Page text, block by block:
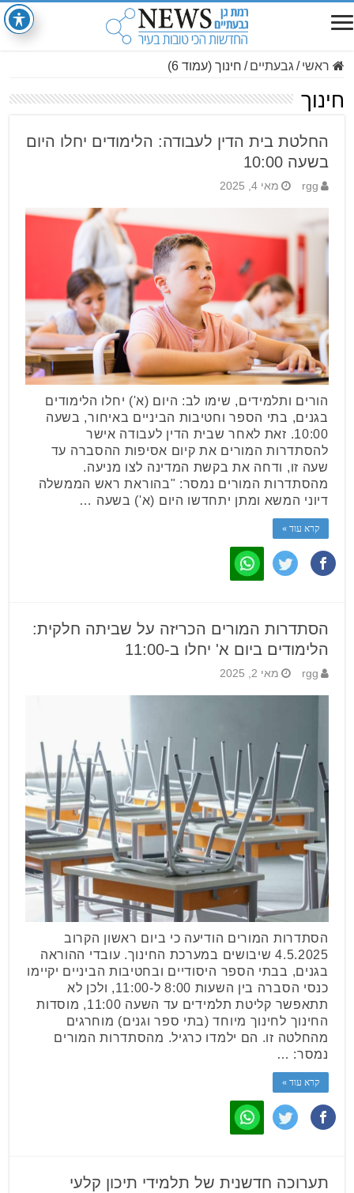
ראשי / גבעתיים / חינוך (עמוד 6)
חינוך
החלטת בית הדין לעבודה: הלימודים יחלו היום
בשעה 10:00
rgg מאי 4, 2025
הורים ותלמידים, שימו לב: היום (א') יחלו הלימודים
בגנים, בתי הספר וחטיבות הביניים באיחור, בשעה
10:00. זאת לאחר שבית הדין לעבודה אישר
להסתדרות המורים את קיום אסיפות ההסברה עד
שעה זו, ודחה את בקשת המדינה לצו מניעה.
מהסתדרות המורים נמסר: "בהוראת ראש הממשלה
דיוני המשא ומתן יתחדשו היום (א') בשעה …
קרא עוד »
הסתדרות המורים הכריזה על שביתה חלקית:
הלימודים ביום א' יחלו ב-11:00
rgg מאי 2, 2025
הסתדרות המורים הודיעה כי ביום ראשון הקרוב
4.5.2025 שיבושים במערכת החינוך. עובדי ההוראה
בגנים, בבתי הספר היסודיים ובחטיבות הביניים יקיימו
כנסי הסברה בין השעות 8:00 ל-11:00, ולכן לא
תתאפשר קליטת תלמידים עד השעה 11:00, מוסדות
החינוך לחינוך מיוחד (בתי ספר וגנים) מוחרגים
מהחלטה זו. הם ילמדו כרגיל. מהסתדרות המורים
נמסר: …
קרא עוד »
תערוכה חדשנית של תלמידי תיכון קלעי